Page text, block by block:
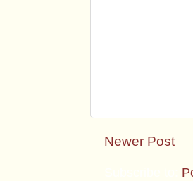
Newer Post